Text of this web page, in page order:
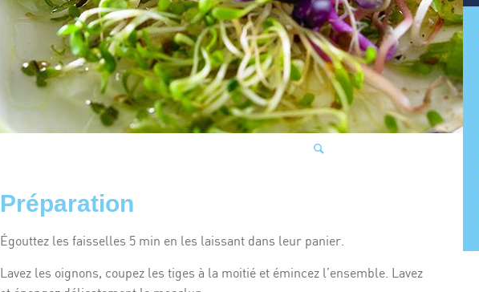
Préparation
Égouttez les faisselles 5 min en les laissant dans leur panier.
Lavez les oignons, coupez les tiges à la moitié et émincez l’ensemble. Lavez